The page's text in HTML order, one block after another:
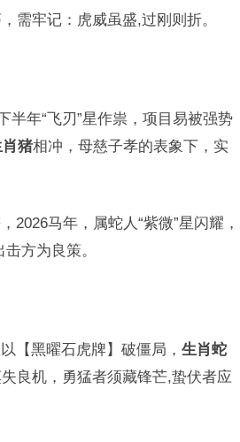
需牢记：虎威虽盛,过刚则折。
半年“飞刃”星作祟，项目易被强势
猪相冲，母慈子孝的表象下，实
马年，属蛇人“紫微”星闪耀，
方为良策。
【黑曜石虎牌】破僵局， 生肖蛇
良机，勇猛者须藏锋芒,蛰伏者应